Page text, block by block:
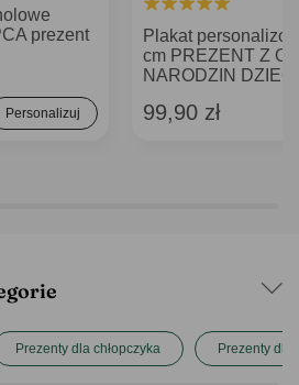
prezent
Personalizuj
Plakat
cm PREZENT Z
NARODZIN
99,90 zł
Prezenty dla chłopczyka Prezenty dla